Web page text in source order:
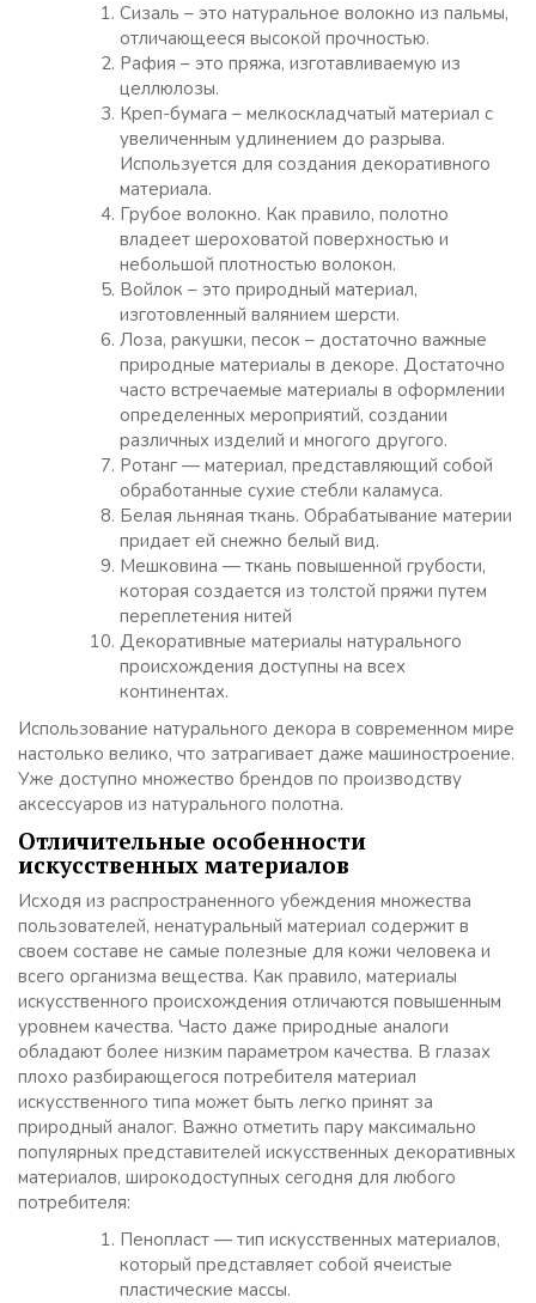
Сизаль – это натуральное волокно из пальмы,
отличающееся высокой прочностью.
Рафия – это пряжа, изготавливаемую из
целлюлозы.
Креп-бумага – мелкоскладчатый материал с
увеличенным удлинением до разрыва.
Используется для создания декоративного
материала.
Грубое волокно. Как правило, полотно
владеет шероховатой поверхностью и
небольшой плотностью волокон.
Войлок – это природный материал,
изготовленный валянием шерсти.
Лоза, ракушки, песок – достаточно важные
природные материалы в декоре. Достаточно
часто встречаемые материалы в оформлении
определенных мероприятий, создании
различных изделий и многого другого.
Ротанг — материал, представляющий собой
обработанные сухие стебли каламуса.
Белая льняная ткань. Обрабатывание материи
придает ей снежно белый вид.
Мешковина — ткань повышенной грубости,
которая создается из толстой пряжи путем
переплетения нитей
Декоративные материалы натурального
происхождения доступны на всех
континентах.
Использование натурального декора в современном мире
настолько велико, что затрагивает даже машиностроение.
Уже доступно множество брендов по производству
аксессуаров из натурального полотна.
Отличительные особенности
искусственных материалов
Исходя из распространенного убеждения множества
пользователей, ненатуральный материал содержит в
своем составе не самые полезные для кожи человека и
всего организма вещества. Как правило, материалы
искусственного происхождения отличаются повышенным
уровнем качества. Часто даже природные аналоги
обладают более низким параметром качества. В глазах
плохо разбирающегося потребителя материал
искусственного типа может быть легко принят за
природный аналог. Важно отметить пару максимально
популярных представителей искусственных декоративных
материалов, широкодоступных сегодня для любого
потребителя:
Пенопласт — тип искусственных материалов,
который представляет собой ячеистые
пластические массы.